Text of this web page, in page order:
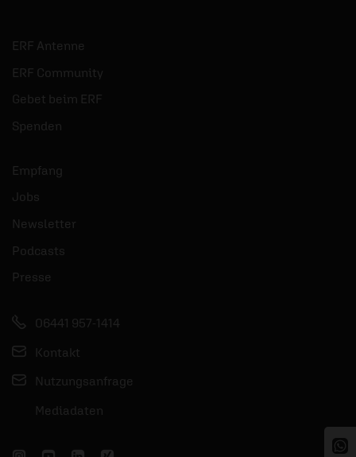
ERF Antenne
ERF Community
Gebet beim ERF
Spenden
Empfang
Jobs
Newsletter
Podcasts
Presse
06441 957-1414
Kontakt
Nutzungsanfrage
Mediadaten